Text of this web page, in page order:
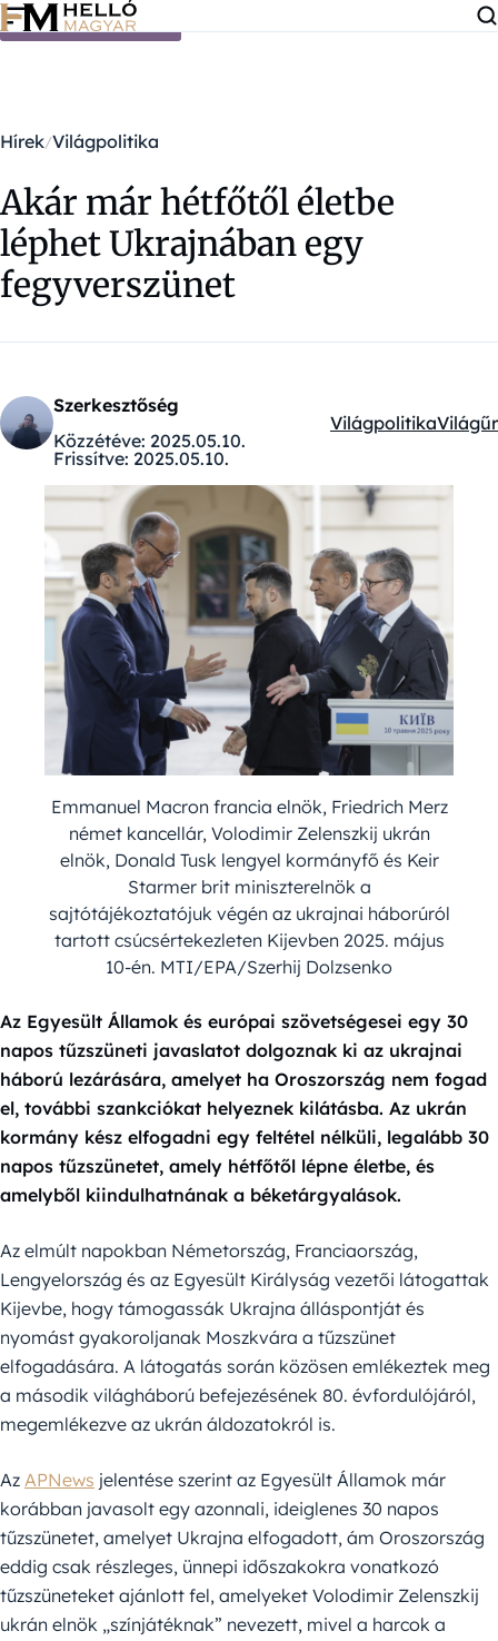
Ugrás a tartalomra
Hírek Világpolitika
Akár már hétfőtől életbe
léphet Ukrajnában egy
fegyverszünet
Szerkesztőség
Közzétéve: 2025.05.10.
Frissítve: 2025.05.10.
Kategóriák:
VilágpolitikaVilágűr
Emmanuel Macron francia elnök, Friedrich Merz
német kancellár, Volodimir Zelenszkij ukrán
elnök, Donald Tusk lengyel kormányfő és Keir
Starmer brit miniszterelnök a
sajtótájékoztatójuk végén az ukrajnai háborúról
tartott csúcsértekezleten Kijevben 2025. május
10-én. MTI/EPA/Szerhij Dolzsenko
Az Egyesült Államok és európai szövetségesei egy 30
napos tűzszüneti javaslatot dolgoznak ki az ukrajnai
háború lezárására, amelyet ha Oroszország nem fogad
el, további szankciókat helyeznek kilátásba. Az ukrán
kormány kész elfogadni egy feltétel nélküli, legalább 30
napos tűzszünetet, amely hétfőtől lépne életbe, és
amelyből kiindulhatnának a béketárgyalások.
Az elmúlt napokban Németország, Franciaország,
Lengyelország és az Egyesült Királyság vezetői látogattak
Kijevbe, hogy támogassák Ukrajna álláspontját és
nyomást gyakoroljanak Moszkvára a tűzszünet
elfogadására. A látogatás során közösen emlékeztek meg
a második világháború befejezésének 80. évfordulójáról,
megemlékezve az ukrán áldozatokról is.
Az APNews jelentése szerint az Egyesült Államok már
korábban javasolt egy azonnali, ideiglenes 30 napos
tűzszünetet, amelyet Ukrajna elfogadott, ám Oroszország
eddig csak részleges, ünnepi időszakokra vonatkozó
tűzszüneteket ajánlott fel, amelyeket Volodimir Zelenszkij
ukrán elnök „színjátéknak” nevezett, mivel a harcok a